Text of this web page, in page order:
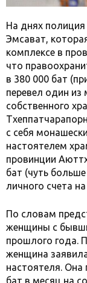
На днях
Эмсават,
комплексе в
что
в 380 000 бат
перевел один из
собственного
с себя
настоятелем
провинции
бат (чуть
личного счета
По словам
женщины с
прошлого года.
женщина
настоятеля. Она
бат в месяц на